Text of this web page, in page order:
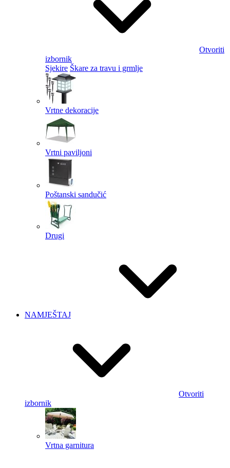
Otvoriti
izbornik
Sjekire Škare za travu i grmlje
Vrtne dekoracije
Vrtni paviljoni
Poštanski sandučić
Drugi
NAMJEŠTAJ
Otvoriti
izbornik
Vrtna garnitura